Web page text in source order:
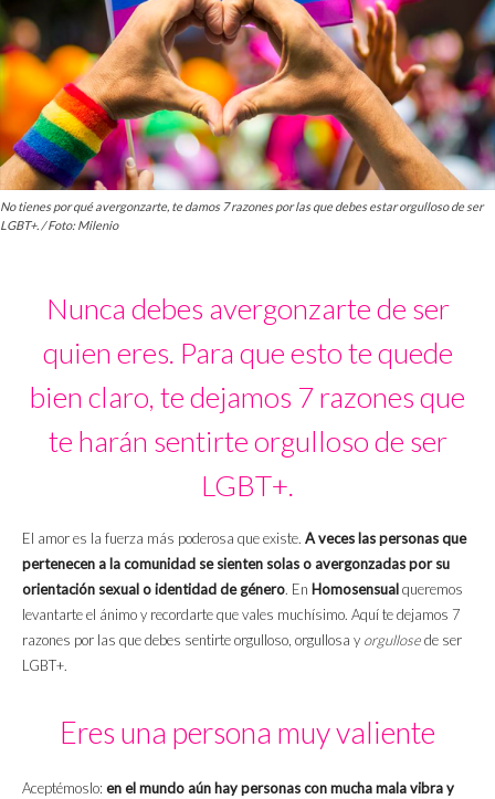
No tienes por qué avergonzarte, te damos 7 razones por las que debes estar orgulloso de ser
LGBT+. / Foto: Milenio
Nunca debes avergonzarte de ser
quien eres. Para que esto te quede
bien claro, te dejamos 7 razones que
te harán sentirte orgulloso de ser
LGBT+.
El amor es la fuerza más poderosa que existe. A veces las personas que
pertenecen a la comunidad se sienten solas o avergonzadas por su
orientación sexual o identidad de género. En Homosensualqueremos
levantarte el ánimo y recordarte que vales muchísimo. Aquí te dejamos 7
razones por las que debes sentirte orgulloso, orgullosa y orgullosede ser
LGBT+.
Eres una persona muy valiente
Aceptémoslo: en el mundo aún hay personas con mucha mala vibra y